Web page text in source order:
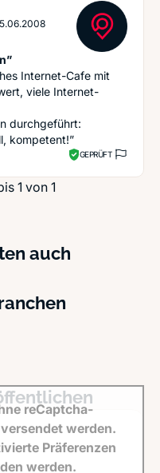
Internet-Cafe mit
viele Internet-
durchgeführt:
kompetent!”
GEPRÜFT
1 von 1
auch
reCaptcha-
werden.
Präferenzen
werden.